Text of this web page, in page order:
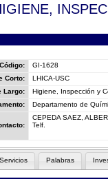
Código:
GI-1628
Corto:
LHICA-USC
Largo:
Higiene, Inspección y
Departamento de
CEPEDA SAEZ,
Telf.
Servicios Palabras